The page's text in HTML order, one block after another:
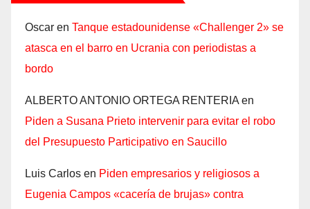
Oscar en Tanque estadounidense «Challenger 2» se
atasca en el barro en Ucrania con periodistas a
bordo
ALBERTO ANTONIO ORTEGA RENTERIA en
Piden a Susana Prieto intervenir para evitar el robo
del Presupuesto Participativo en Saucillo
Luis Carlos en Piden empresarios y religiosos a
Eugenia Campos «cacería de brujas» contra